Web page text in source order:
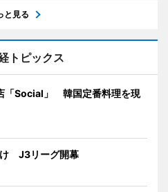
と見る
トピックス
「Social」 韓国定番料理を現
け J3リーグ開幕